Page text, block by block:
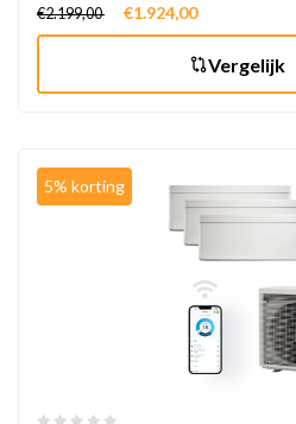
€2.199,00 €1.924,00
Vergelijk
5% korting